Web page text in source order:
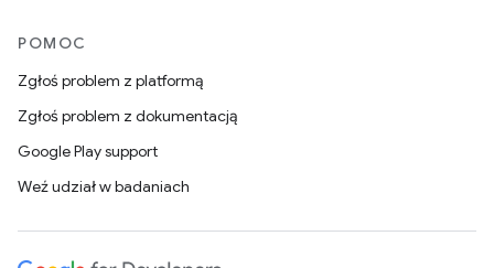
POMOC
Zgłoś problem z platformą
Zgłoś problem z dokumentacją
Google Play support
Weź udział w badaniach